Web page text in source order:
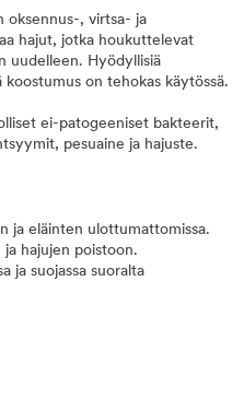
oksennus-, virtsa- ja
hajut, jotka houkuttelevat
uudelleen. Hyödyllisiä
on tehokas käytössä.
ei-patogeeniset bakteerit,
pesuaine ja hajuste.
ja eläinten ulottumattomissa.
hajujen poistoon.
ja suojassa suoralta